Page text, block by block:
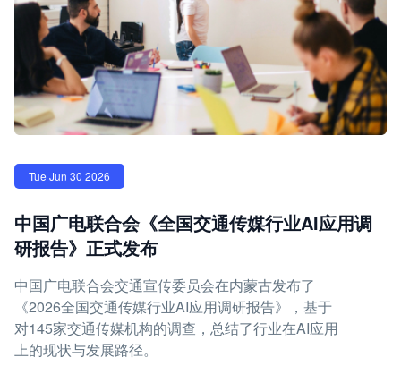
Tue Jun 30 2026
中国广电联合会《全国交通传媒行业AI应用调
研报告》正式发布
中国广电联合会交通宣传委员会在内蒙古发布了
《2026全国交通传媒行业AI应用调研报告》，基于
对145家交通传媒机构的调查，总结了行业在AI应用
上的现状与发展路径。